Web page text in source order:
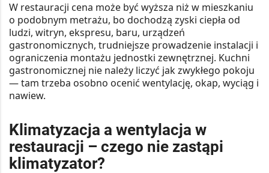
W restauracji cena może być wyższa niż w mieszkaniu
o podobnym metrażu, bo dochodzą zyski ciepła od
ludzi, witryn, ekspresu, baru, urządzeń
gastronomicznych, trudniejsze prowadzenie instalacji i
ograniczenia montażu jednostki zewnętrznej. Kuchni
gastronomicznej nie należy liczyć jak zwykłego pokoju
— tam trzeba osobno ocenić wentylację, okap, wyciąg i
nawiew.
Klimatyzacja a wentylacja w
restauracji – czego nie zastąpi
klimatyzator?